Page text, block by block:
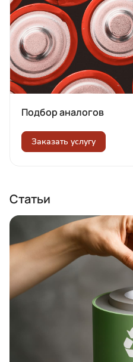
Подбор аналогов
Заказать услугу
Статьи